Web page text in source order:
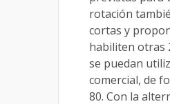
rotación
cortas y
habiliten otras
se puedan
comercial, de
80. Con la